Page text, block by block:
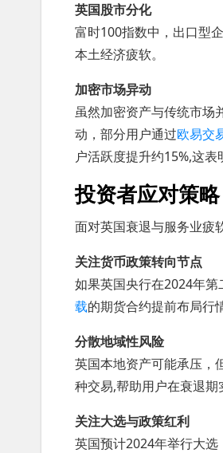
英国股市分化
富时100指数中，出口型
本土经济疲软。
加密市场异动
虽然加密资产与传统市场
动，部分用户通过欧易交
户活跃度提升约15%,这表
投资者应对策略
面对英国衰退与服务业疲
关注货币政策转向节点
如果英国央行在2024年
载的期货合约提前布局行情
分散地域性风险
英国本地资产可能承压，
种交易,帮助用户在衰退期
关注大选与政策红利
英国预计2024年举行大